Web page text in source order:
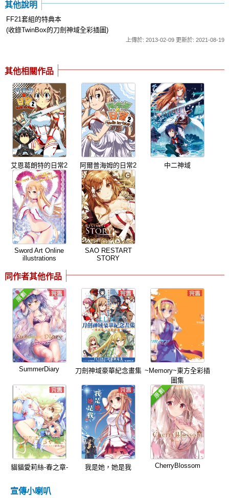
其他說明
FF21套組的特典本
(收錄TwinBox的刀劍神域全彩插圖)
上傳於: 2013-02-09 更新於: 2021-08-19
其他相關作品
艾恩葛朗特的日常2 阿爾普海姆的日常2 中二神域
Sword Art Online
illustrations
SAO RESTART
STORY
同作者其他作品
SummerDiary 刀劍神域豪華紀念畫集 ~Memory~東方全彩插
圖集
貓貓愛莉絲-春之章- 我是她，她是我 CherryBlossom
宣傳小喇叭